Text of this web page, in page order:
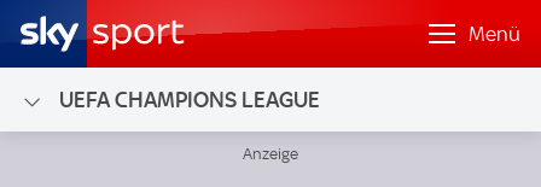
Menü
UEFA CHAMPIONS LEAGUE